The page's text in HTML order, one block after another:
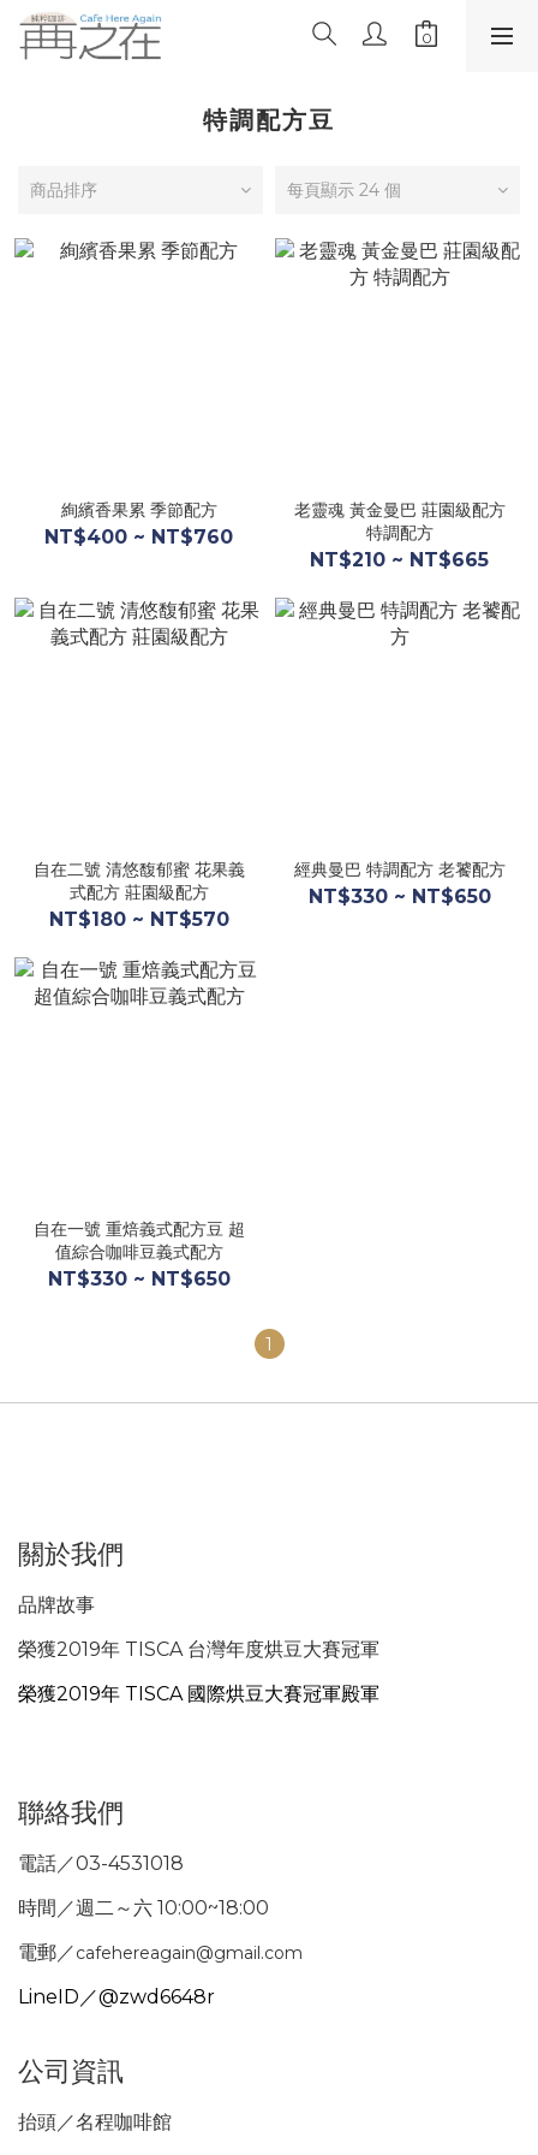
特調配方豆
商品排序 每頁顯示 24 個
絢繽香果累 季節配方
NT$400 ~ NT$760
老靈魂 黃金曼巴 莊園級配方
特調配方
NT$210 ~ NT$665
自在二號 清悠馥郁蜜 花果義
式配方 莊園級配方
NT$180 ~ NT$570
經典曼巴 特調配方 老饕配方
NT$330 ~ NT$650
自在一號 重焙義式配方豆 超
值綜合咖啡豆義式配方
NT$330 ~ NT$650
1
關於我們
品牌故事
榮獲2019年 TISCA 台灣年度烘豆大賽冠軍
榮獲2019年 TISCA 國際烘豆大賽冠軍殿軍
聯絡我們
電話／03-4531018
時間／週二～六 10:00~18:00
電郵／cafehereagain@gmail.com
LineID／@zwd6648r
公司資訊
抬頭／名程咖啡館